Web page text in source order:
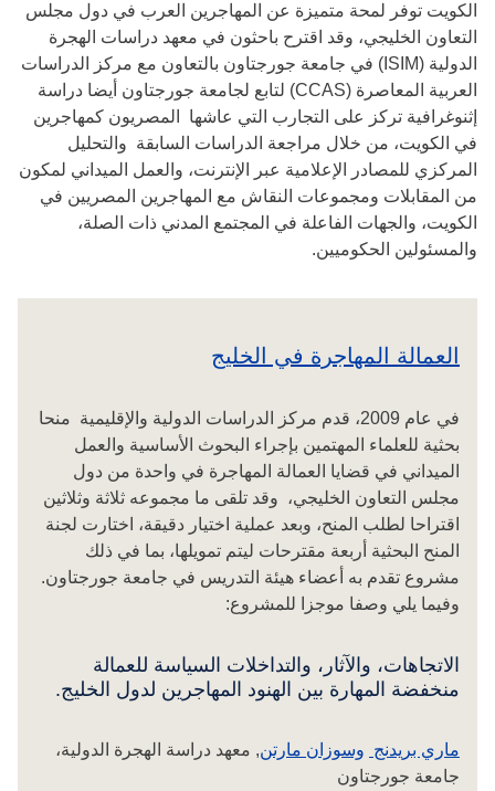
الكويت توفر لمحة متميزة عن المهاجرين العرب في دول مجلس
التعاون الخليجي، وقد اقترح باحثون في معهد دراسات الهجرة
الدولية (ISIM) في جامعة جورجتاون بالتعاون مع مركز الدراسات
العربية المعاصرة (CCAS) لتابع لجامعة جورجتاون أيضا دراسة
إثنوغرافية تركز على التجارب التي عاشها المصريون كمهاجرين
في الكويت، من خلال مراجعة الدراسات السابقة والتحليل
المركزي للمصادر الإعلامية عبر الإنترنت، والعمل الميداني لمكون
من المقابلات ومجموعات النقاش مع المهاجرين المصريين في
الكويت، والجهات الفاعلة في المجتمع المدني ذات الصلة،
والمسئولين الحكوميين.
العمالة المهاجرة في الخليج
في عام 2009، قدم مركز الدراسات الدولية والإقليمية منحا
بحثية للعلماء المهتمين بإجراء البحوث الأساسية والعمل
الميداني في قضايا العمالة المهاجرة في واحدة من دول
مجلس التعاون الخليجي، وقد تلقى ما مجموعه ثلاثة وثلاثين
اقتراحا لطلب المنح، وبعد عملية اختيار دقيقة، اختارت لجنة
المنح البحثية أربعة مقترحات ليتم تمويلها، بما في ذلك
مشروع تقدم به أعضاء هيئة التدريس في جامعة جورجتاون.
وفيما يلي وصفا موجزا للمشروع:
الاتجاهات، والآثار، والتداخلات السياسة للعمالة
منخفضة المهارة بين الهنود المهاجرين لدول الخليج.
ماري بريدنج وسوزان مارتن, معهد دراسة الهجرة الدولية،
جامعة جورجتاون